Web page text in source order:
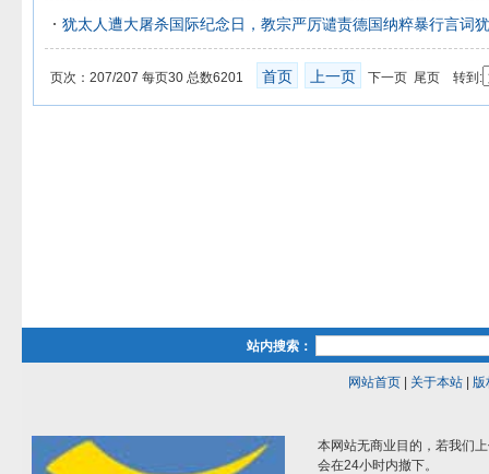
犹太人遭大屠杀国际纪念日，教宗严厉谴责德国纳粹暴行言词
页次：207/207 每页30 总数6201 首页 上一页 下一页 尾页 转到:
站内搜索：
网站首页| 关于本站| 版
本网站无商业目的，若我们
会在24小时内撤下。